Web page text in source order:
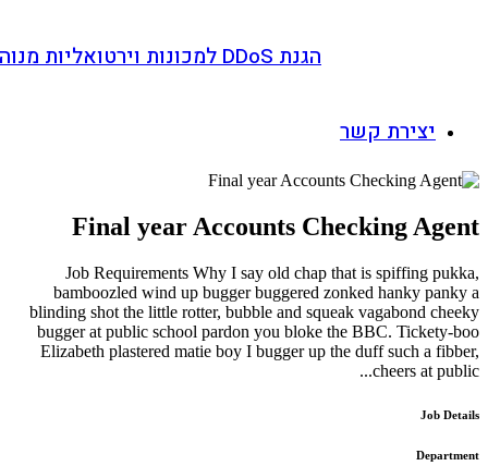
קשר
Final year Accounts Checking
Job Requirements Why I say old chap that is
bamboozled wind up bugger buggered zonked hanky
blinding shot the little rotter, bubble and squeak
bugger at public school pardon you bloke the BBC.
Elizabeth plastered matie boy I bugger up the duff such
cheers